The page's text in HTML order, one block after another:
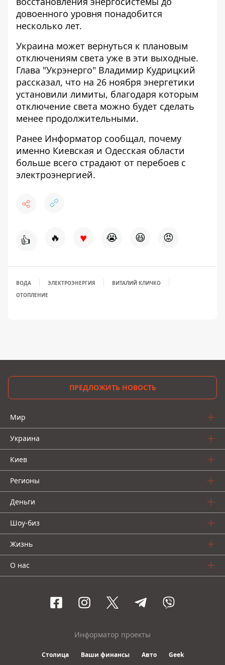
довоенного уровня понадобится
несколько лет.
Украина может вернуться к плановым
отключениям света уже в эти выходные.
Глава "Укрэнерго" Владимир Кудрицкий
рассказал, что на 26 ноября энергетики
установили лимиты, благодаря которым
отключение света можно будет сделать
менее продолжительными.
Ранее Информатор сообщал, почему
именно Киевская и Одесская области
больше всего страдают от перебоев с
электроэнергией.
👍 🔥 ♥ 😭 😆 😡
ВОДА ЭЛЕКТРОЭНЕРГИЯ
ВИТАЛИЙ КЛИЧКО
ОТОПЛЕНИЕ
ПРЕДЛОЖИТЬ НОВОСТЬ
Мир
Украина
Киев
Регионы
Деньги
Шоу-биз
Жизнь
О нас
Информатор проекты
Столица Ваши финансы Авто Geek